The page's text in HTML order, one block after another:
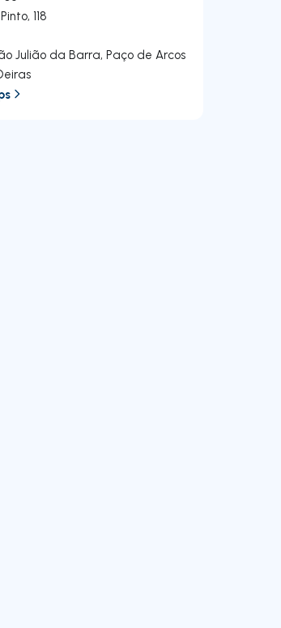
118
Julião da Barra, Paço de Arcos